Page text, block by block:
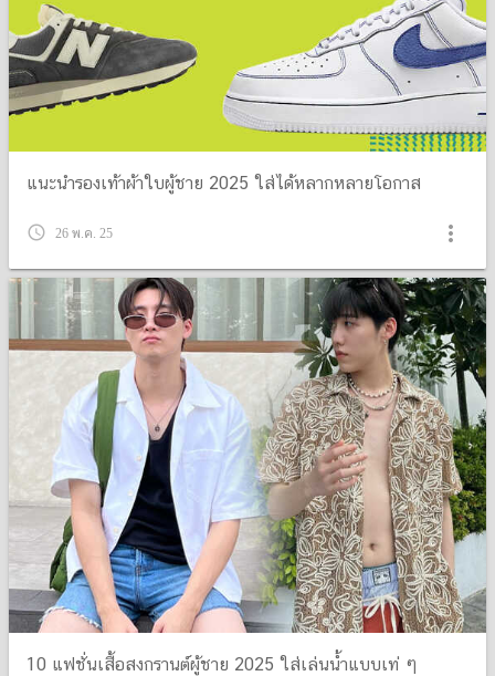
แนะนำรองเท้าผ้าใบผู้ชาย 2025 ใส่ได้หลากหลายโอกาส
query_builder 26 พ.ค. 25 more_vert
10 แฟชั่นเสื้อสงกรานต์ผู้ชาย 2025 ใส่เล่นน้ำแบบเท่ ๆ